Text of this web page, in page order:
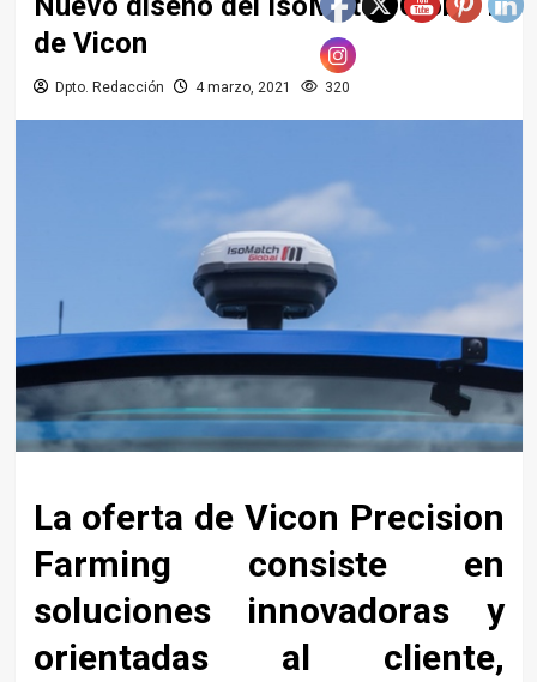
de Vicon
Dpto. Redacción 4 marzo, 2021 320
La oferta de Vicon Precision
Farming consiste en
soluciones innovadoras y
orientadas al cliente,